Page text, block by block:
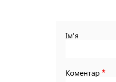
Ім'я
Коментар